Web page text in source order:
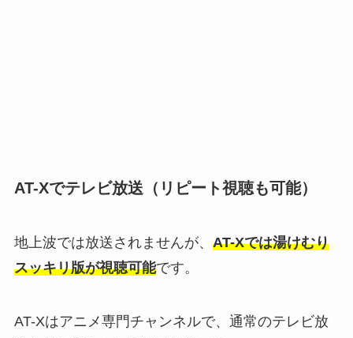
AT-Xでテレビ放送（リピート視聴も可能）
地上波では放送されませんが、 AT-Xでは湯けむり
スッキリ版が視聴可能です。
AT-Xはアニメ専門チャンネルで、通常のテレビ放